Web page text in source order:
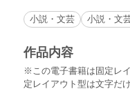
小説・文芸 小説・文
作品内容
※この電子書籍は固定レ
定レイアウト型は文字だ